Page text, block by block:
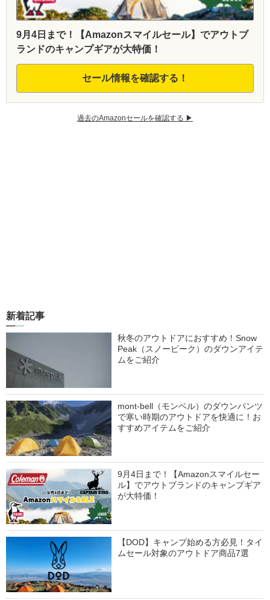
9月4日まで！【Amazonスマイルセール】でアウトブ
ランドのキャンプギアが大特価！
セール情報を確認する！
過去のAmazonセールを確認する ▶︎
新着記事
秋冬のアウトドアにおすすめ！Snow
Peak（スノーピーク）のダウンアイテ
ムをご紹介
mont-bell（モンベル）のダウンパンツ
で寒い時期のアウトドアを快適に！お
すすめアイテムをご紹介
9月4日まで！【Amazonスマイルセー
ル】でアウトブランドのキャンプギア
が大特価！
【DOD】キャンプ始める方必見！タイ
ムセール対象のアウトドア商品7選